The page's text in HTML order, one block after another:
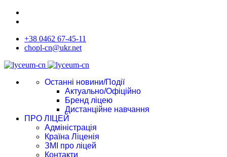
+38 0462 67-45-11
chopl-cn@ukr.net
Останні новини/Події
Актуально/Офіційно
Бренд ліцею
Дистанційне навчання
ПРО ЛІЦЕЙ
Адміністрація
Країна Ліценія
ЗМІ про ліцей
Контакти